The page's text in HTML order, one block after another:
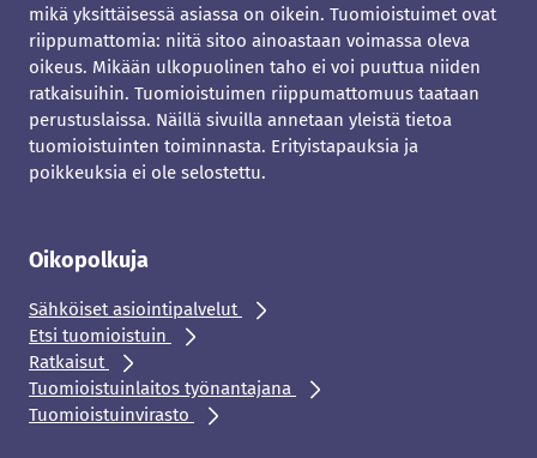
mikä yksittäisessä asiassa on oikein. Tuomioistuimet ovat
riippumattomia: niitä sitoo ainoastaan voimassa oleva
oikeus. Mikään ulkopuolinen taho ei voi puuttua niiden
ratkaisuihin. Tuomioistuimen riippumattomuus taataan
perustuslaissa. Näillä sivuilla annetaan yleistä tietoa
tuomioistuinten toiminnasta. Erityistapauksia ja
poikkeuksia ei ole selostettu.
Oikopolkuja
Sähköiset asiointipalvelut
Etsi tuomioistuin
Ratkaisut
Tuomioistuinlaitos työnantajana
Tuomioistuinvirasto